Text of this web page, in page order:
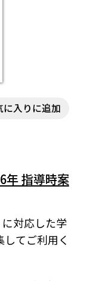
に入りに追加
年 指導時案
対応した学
てご利用く